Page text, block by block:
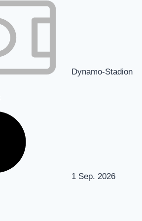
Dynamo-Stadion
1 Sep. 2026